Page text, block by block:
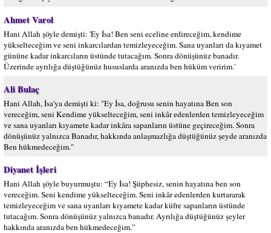
Ahmet Varol
Hani Allah şöyle demişti: 'Ey İsa! Ben seni eceline erdireceğim, kendime
yükselteceğim ve seni inkarcılardan temizleyeceğim. Sana uyanları da kıyamet
gününe kadar inkarcıların üstünde tutacağım. Sonra dönüşünüz banadır.
Üzerinde ayrılığa düştüğünüz hususlarda aranızda ben hüküm veririm.'
Ali Bulaç
Hani Allah, İsa'ya demişti ki: "Ey İsa, doğrusu senin hayatına Ben son
vereceğim, seni Kendime yükselteceğim, seni inkâr edenlerden temizleyeceğim
ve sana uyanları kıyamete kadar inkâra sapanların üstüne geçireceğim. Sonra
dönüşünüz yalnızca Banadır, hakkında anlaşmazlığa düştüğünüz şeyde aranızda
Ben hükmedeceğim."
Diyanet İşleri
Hani Allah şöyle buyurmuştu: “Ey İsa! Şüphesiz, senin hayatına ben son
vereceğim. Seni kendime yükselteceğim. Seni inkâr edenlerden kurtararak
temizleyeceğim ve sana uyanları kıyamete kadar küfre sapanların üstünde
tutacağım. Sonra dönüşünüz yalnızca banadır. Ayrılığa düştüğünüz şeyler
hakkında aranızda ben hükmedeceğim.”